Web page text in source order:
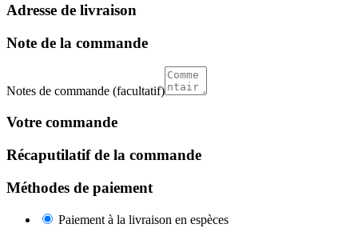
Adresse de livraison
Note de la commande
Notes de commande (facultatif)
Votre commande
Récaputilatif de la commande
Méthodes de paiement
Paiement à la livraison en espèces